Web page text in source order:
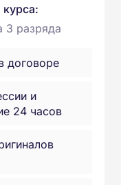
3 разряда
договоре
и
24 часов